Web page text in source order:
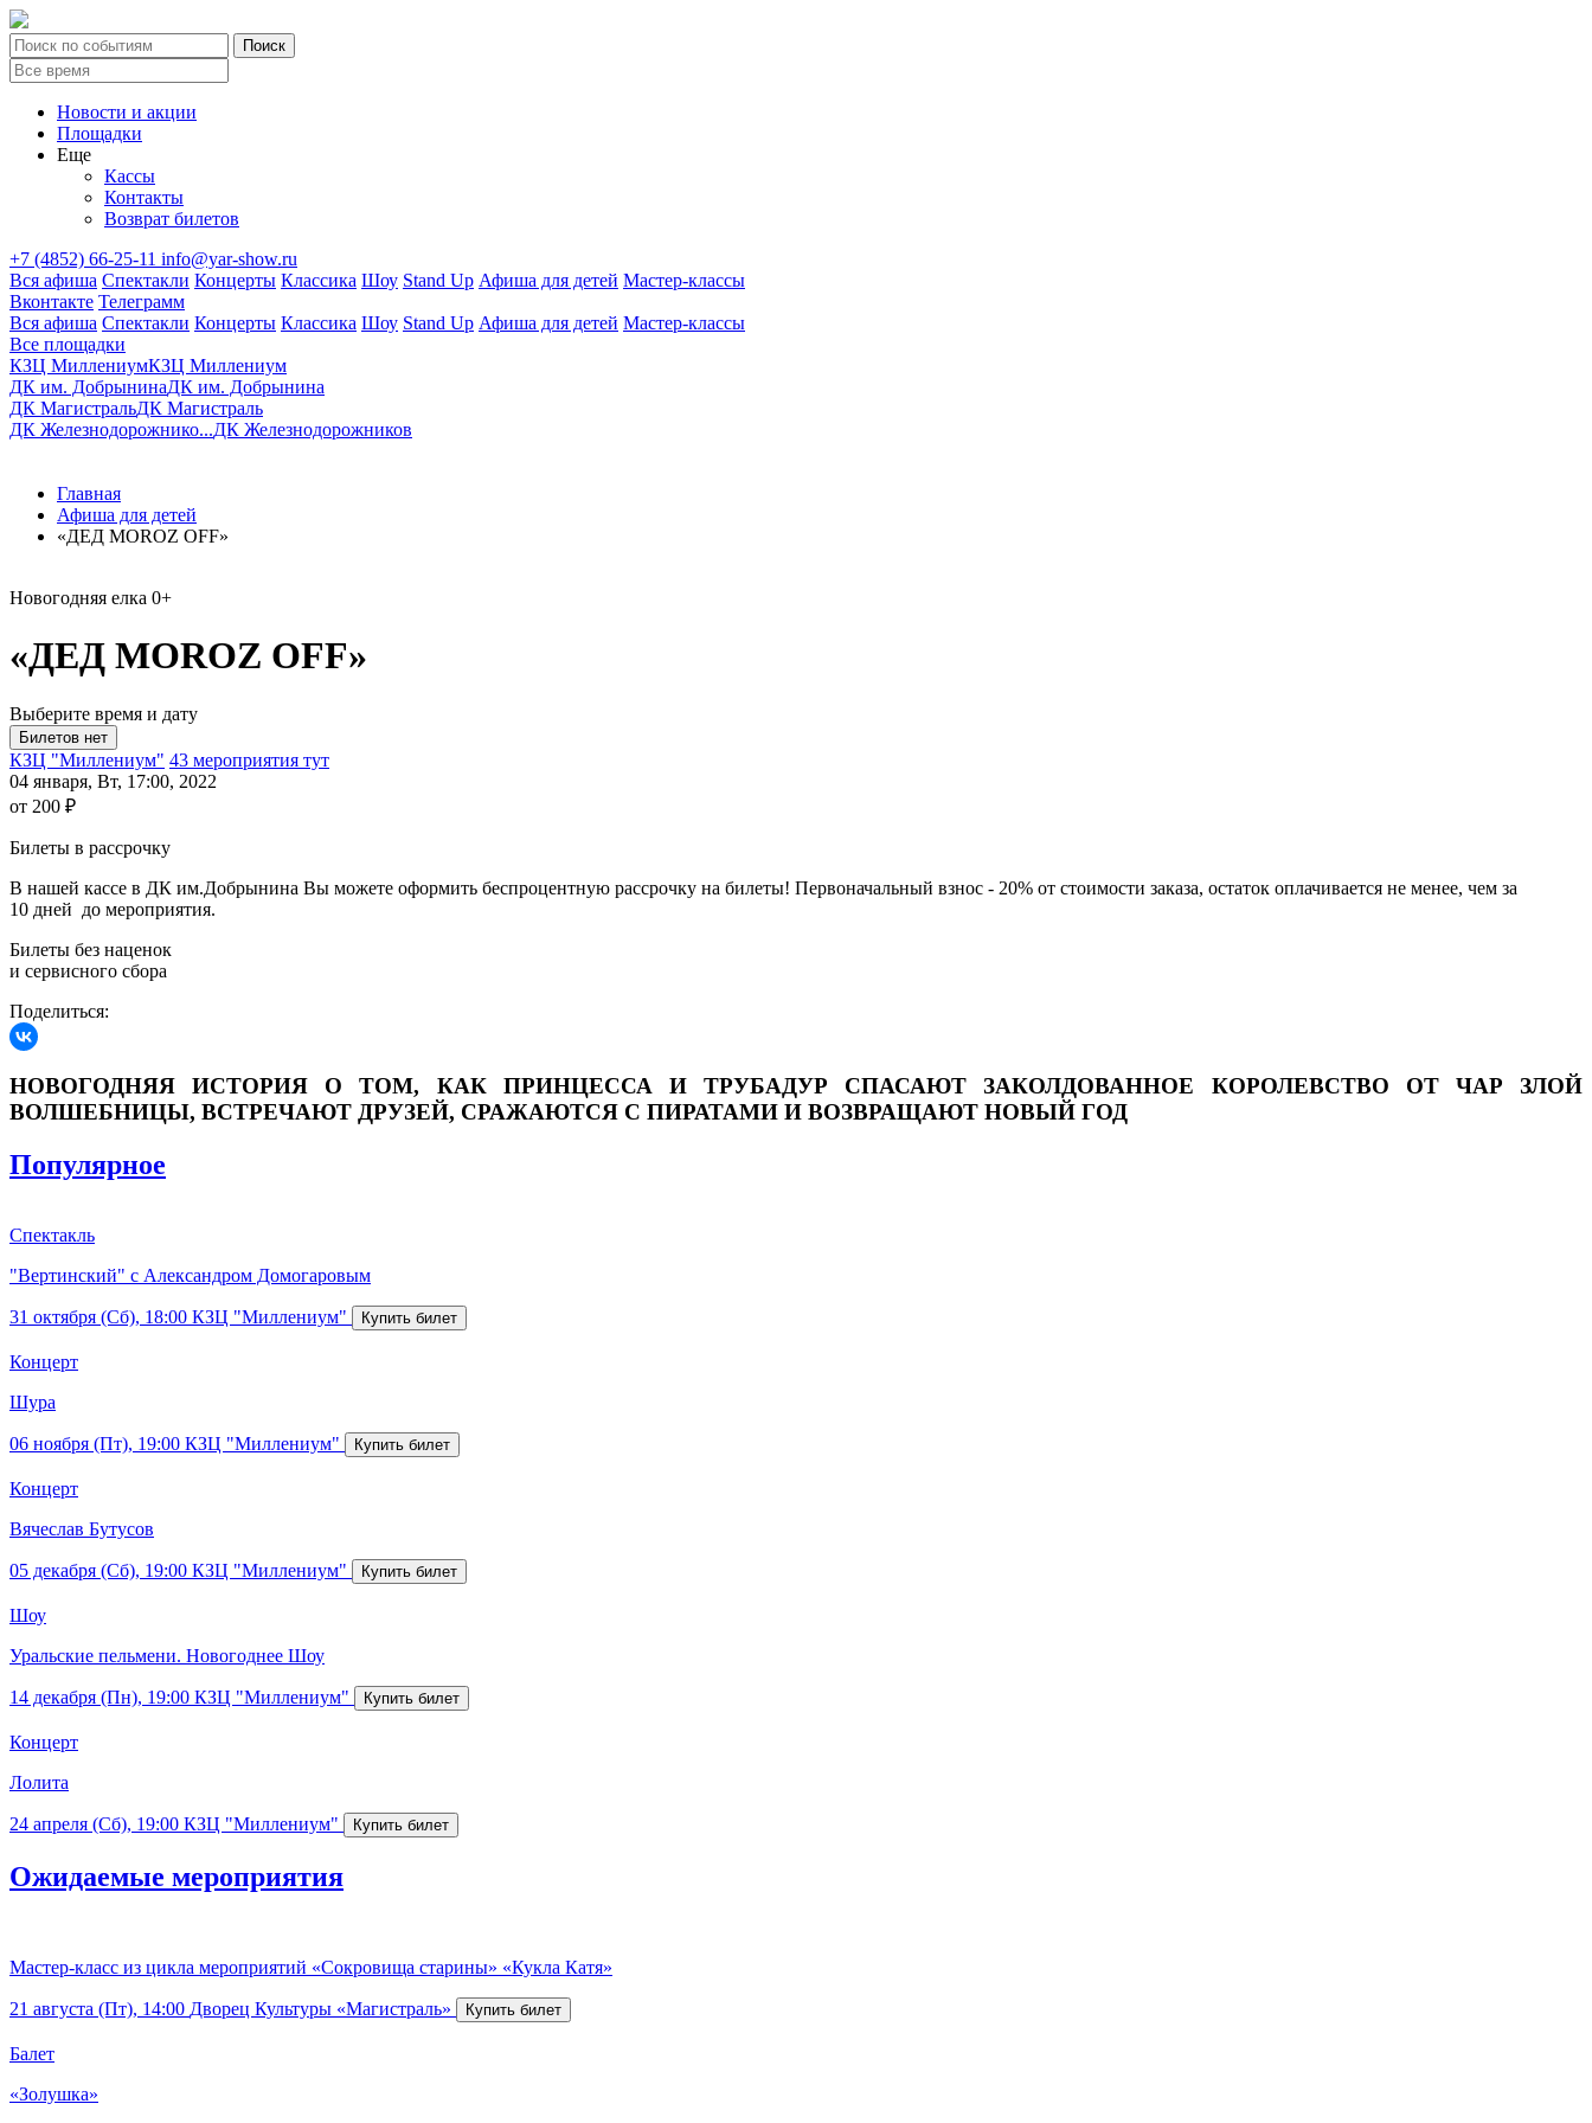
Новости и акции
Площадки
Еще
Кассы
Контакты
Возврат билетов
+7 (4852) 66-25-11 info@yar-show.ru
Вся афиша Спектакли Концерты Классика Шоу Stand Up Афиша для детей Мастер-классы
Вконтакте Телеграмм
Вся афиша Спектакли Концерты Классика Шоу Stand Up Афиша для детей Мастер-классы
Все площадки
КЗЦ МиллениумКЗЦ Миллениум
ДК им. ДобрынинаДК им. Добрынина
ДК МагистральДК Магистраль
ДК Железнодорожнико...ДК Железнодорожников
Главная
Афиша для детей
«ДЕД MOROZ OFF»
Новогодняя елка 0+
«ДЕД MOROZ OFF»
Выберите время и дату
КЗЦ "Миллениум" 43 мероприятия тут
04 января, Вт, 17:00, 2022
от 200 ₽
Билеты в рассрочку
В нашей кассе в ДК им.Добрынина Вы можете оформить беспроцентную рассрочку на билеты! Первоначальный взнос - 20% от стоимости заказа, остаток оплачивается не менее, чем за
10 дней до мероприятия.
Билеты без наценок
и сервисного сбора
Поделиться:
НОВОГОДНЯЯ ИСТОРИЯ О ТОМ, КАК ПРИНЦЕССА И ТРУБАДУР СПАСАЮТ ЗАКОЛДОВАННОЕ КОРОЛЕВСТВО ОТ ЧАР ЗЛОЙ
ВОЛШЕБНИЦЫ, ВСТРЕЧАЮТ ДРУЗЕЙ, СРАЖАЮТСЯ С ПИРАТАМИ И ВОЗВРАЩАЮТ НОВЫЙ ГОД
Популярное
Спектакль
"Вертинский" с Александром Домогаровым
31 октября (Сб), 18:00 КЗЦ "Миллениум"
Концерт
Шура
06 ноября (Пт), 19:00 КЗЦ "Миллениум"
Концерт
Вячеслав Бутусов
05 декабря (Сб), 19:00 КЗЦ "Миллениум"
Шоу
Уральские пельмени. Новогоднее Шоу
14 декабря (Пн), 19:00 КЗЦ "Миллениум"
Концерт
Лолита
24 апреля (Сб), 19:00 КЗЦ "Миллениум"
Ожидаемые мероприятия
Мастер-класс из цикла мероприятий «Сокровища старины» «Кукла Катя»
21 августа (Пт), 14:00 Дворец Культуры «Магистраль»
Балет
«Золушка»